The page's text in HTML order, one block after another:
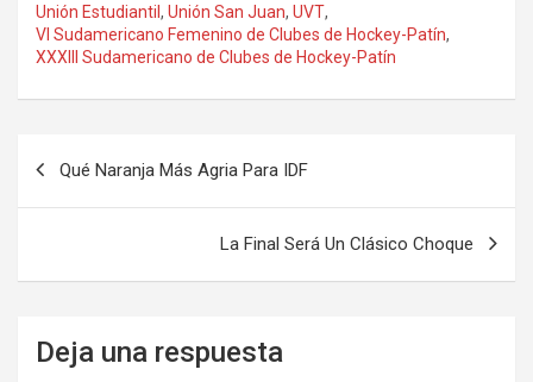
Unión Estudiantil , Unión San Juan, UVT,
VI Sudamericano Femenino de Clubes de Hockey-Patín,
XXXIII Sudamericano de Clubes de Hockey-Patín
Qué Naranja Más Agria Para IDF
La Final Será Un Clásico Choque
Deja una respuesta